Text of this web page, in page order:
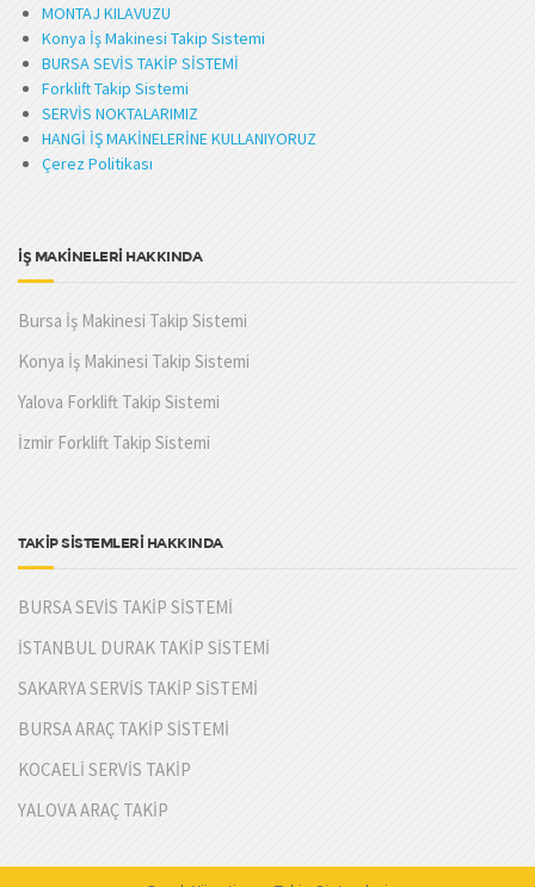
MONTAJ KILAVUZU
Konya İş Makinesi Takip Sistemi
BURSA SEVİS TAKİP SİSTEMİ
Forklift Takip Sistemi
SERVİS NOKTALARIMIZ
HANGİ İŞ MAKİNELERİNE KULLANIYORUZ
Çerez Politikası
İŞ MAKİNELERİ HAKKINDA
Bursa İş Makinesi Takip Sistemi
Konya İş Makinesi Takip Sistemi
Yalova Forklift Takip Sistemi
İzmir Forklift Takip Sistemi
TAKİP SİSTEMLERİ HAKKINDA
BURSA SEVİS TAKİP SİSTEMİ
İSTANBUL DURAK TAKİP SİSTEMİ
SAKARYA SERVİS TAKİP SİSTEMİ
BURSA ARAÇ TAKİP SİSTEMİ
KOCAELİ SERVİS TAKİP
YALOVA ARAÇ TAKİP